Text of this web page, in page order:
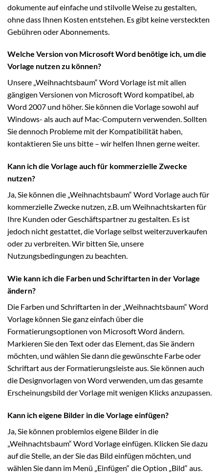
dokumente auf einfache und stilvolle Weise zu gestalten,
ohne dass Ihnen Kosten entstehen. Es gibt keine versteckten
Gebühren oder Abonnements.
Welche Version von Microsoft Word benötige ich, um die
Vorlage nutzen zu können?
Unsere „Weihnachtsbaum“ Word Vorlage ist mit allen
gängigen Versionen von Microsoft Word kompatibel, ab
Word 2007 und höher. Sie können die Vorlage sowohl auf
Windows- als auch auf Mac-Computern verwenden. Sollten
Sie dennoch Probleme mit der Kompatibilität haben,
kontaktieren Sie uns bitte – wir helfen Ihnen gerne weiter.
Kann ich die Vorlage auch für kommerzielle Zwecke
nutzen?
Ja, Sie können die „Weihnachtsbaum“ Word Vorlage auch für
kommerzielle Zwecke nutzen, z.B. um Weihnachtskarten für
Ihre Kunden oder Geschäftspartner zu gestalten. Es ist
jedoch nicht gestattet, die Vorlage selbst weiterzuverkaufen
oder zu verbreiten. Wir bitten Sie, unsere
Nutzungsbedingungen zu beachten.
Wie kann ich die Farben und Schriftarten in der Vorlage
ändern?
Die Farben und Schriftarten in der „Weihnachtsbaum“ Word
Vorlage können Sie ganz einfach über die
Formatierungsoptionen von Microsoft Word ändern.
Markieren Sie den Text oder das Element, das Sie ändern
möchten, und wählen Sie dann die gewünschte Farbe oder
Schriftart aus der Formatierungsleiste aus. Sie können auch
die Designvorlagen von Word verwenden, um das gesamte
Erscheinungsbild der Vorlage mit wenigen Klicks anzupassen.
Kann ich eigene Bilder in die Vorlage einfügen?
Ja, Sie können problemlos eigene Bilder in die
„Weihnachtsbaum“ Word Vorlage einfügen. Klicken Sie dazu
auf die Stelle, an der Sie das Bild einfügen möchten, und
wählen Sie dann im Menü „Einfügen“ die Option „Bild“ aus.